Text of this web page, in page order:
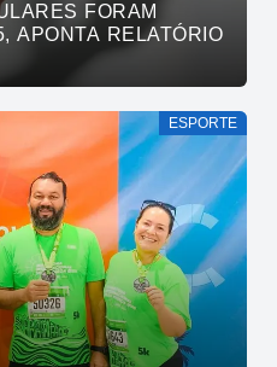
FORAM
APONTA RELATÓRIO
ESPORTE